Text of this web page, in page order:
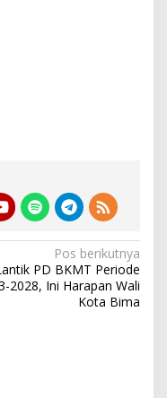
Pos berikutnya
PD BKMT Periode
2028, Ini Harapan Wali
Kota Bima